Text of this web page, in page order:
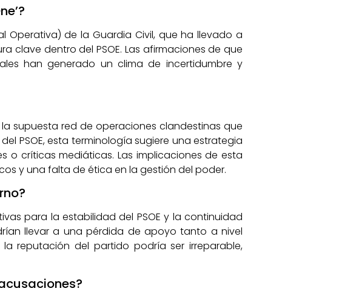
Operativa) de la Guardia Civil, que ha llevado a
clave dentro del PSOE. Las afirmaciones de que
han generado un clima de incertidumbre y
la supuesta red de operaciones clandestinas que
PSOE, esta terminología sugiere una estrategia
o críticas mediáticas. Las implicaciones de esta
y una falta de ética en la gestión del poder.
para la estabilidad del PSOE y la continuidad
llevar a una pérdida de apoyo tanto a nivel
reputación del partido podría ser irreparable,